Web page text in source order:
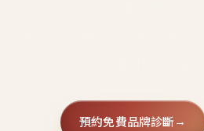
預約免費品牌診斷→